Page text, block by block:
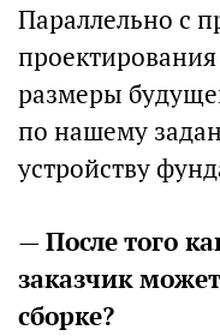
Параллельно с
проектирования
размеры
по нашему
устройству
—После того
заказчик
сборке?